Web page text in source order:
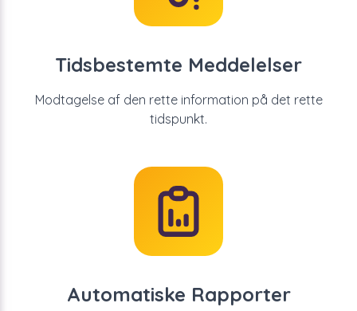
Tidsbestemte Meddelelser
Modtagelse af den rette information på det rette
tidspunkt.
Automatiske Rapporter